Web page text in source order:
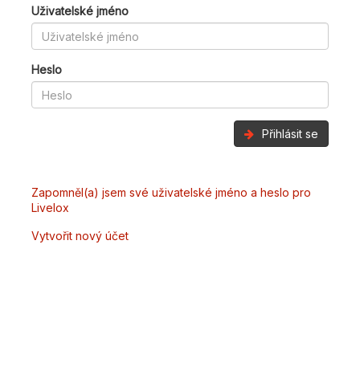
Uživatelské jméno
Heslo
Přihlásit se
Zapomněl(a) jsem své uživatelské jméno a heslo pro
Livelox
Vytvořit nový účet